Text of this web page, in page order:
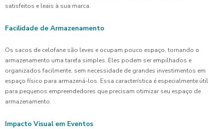
satisfeitos e leais à sua marca.
Facilidade de Armazenamento
Os sacos de celofane são leves e ocupam pouco espaço, tornando o
armazenamento uma tarefa simples. Eles podem ser empilhados e
organizados facilmente, sem necessidade de grandes investimentos em
espaço físico para armazená-los. Essa característica é especialmente útil
para pequenos empreendedores que precisam otimizar seu espaço de
armazenamento.
Impacto Visual em Eventos